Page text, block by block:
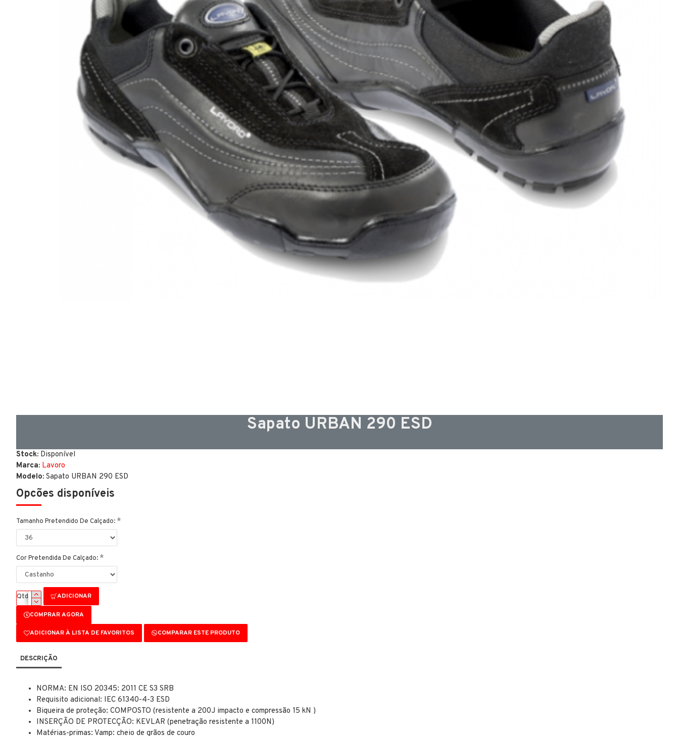
Sapato URBAN 290 ESD
Stock: Disponível
Marca: Lavoro
Modelo: Sapato URBAN 290 ESD
Opcões disponíveis
Tamanho Pretendido De Calçado:
Cor Pretendida De Calçado:
Qtd ADICIONAR
COMPRAR AGORA
ADICIONAR À LISTA DE FAVORITOS COMPARAR ESTE PRODUTO
DESCRIÇÃO
NORMA: EN ISO 20345: 2011 CE S3 SRB
Requisito adicional: IEC 61340-4-3 ESD
Biqueira de proteção: COMPOSTO (resistente a 200J impacto e compressão 15 kN )
INSERÇÃO DE PROTECÇÃO: KEVLAR (penetração resistente a 1100N)
Matérias-primas: Vamp: cheio de grãos de couro